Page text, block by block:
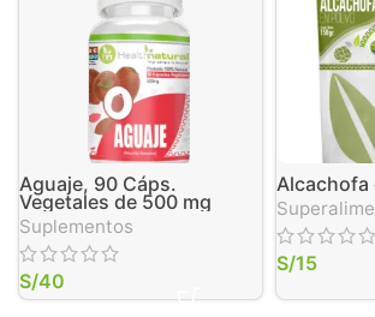
Aguaje, 90 Cáps.
Vegetales de 500 mg
Suplementos
S/40
Alcachofa
S/15